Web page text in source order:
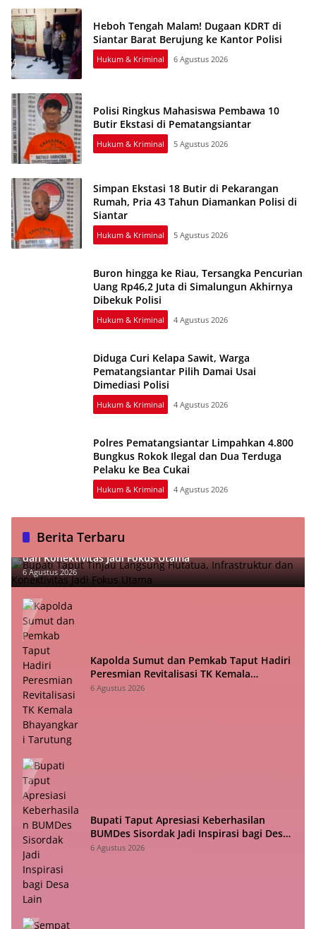
Heboh Tengah Malam! Dugaan KDRT di
Siantar Barat Berujung ke Kantor Polisi
Hukum & Kriminal 6 Agustus 2026
Polisi Ringkus Mahasiswa Pembawa 10
Butir Ekstasi di Pematangsiantar
Hukum & Kriminal 5 Agustus 2026
Simpan Ekstasi 18 Butir di Pekarangan
Rumah, Pria 43 Tahun Diamankan Polisi di
Siantar
Hukum & Kriminal 5 Agustus 2026
Buron hingga ke Riau, Tersangka Pencurian
Uang Rp46,2 Juta di Simalungun Akhirnya
Dibekuk Polisi
Hukum & Kriminal 4 Agustus 2026
Diduga Curi Kelapa Sawit, Warga
Pematangsiantar Pilih Damai Usai
Dimediasi Polisi
Hukum & Kriminal 4 Agustus 2026
Polres Pematangsiantar Limpahkan 4.800
Bungkus Rokok Ilegal dan Dua Terduga
Pelaku ke Bea Cukai
Hukum & Kriminal 4 Agustus 2026
Berita Terbaru
Bupati Taput Tinjau Langsung Hutatua, Infrastruktur
dan Konektivitas Jadi Fokus Utama
6 Agustus 2026
Kapolda Sumut dan Pemkab Taput Hadiri
Peresmian Revitalisasi TK Kemala
Bhayangkari Tarutung
6 Agustus 2026
Bupati Taput Apresiasi Keberhasilan
BUMDes Sisordak Jadi Inspirasi bagi Desa
Lain
6 Agustus 2026